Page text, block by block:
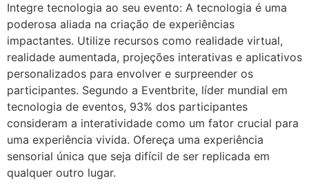
Integre tecnologia ao seu evento: A tecnologia é uma
poderosa aliada na criação de experiências
impactantes. Utilize recursos como realidade virtual,
realidade aumentada, projeções interativas e aplicativos
personalizados para envolver e surpreender os
participantes. Segundo a Eventbrite, líder mundial em
tecnologia de eventos, 93% dos participantes
consideram a interatividade como um fator crucial para
uma experiência vivida. Ofereça uma experiência
sensorial única que seja difícil de ser replicada em
qualquer outro lugar.